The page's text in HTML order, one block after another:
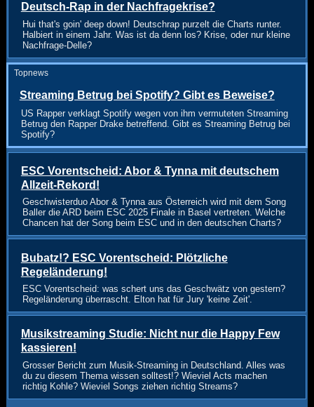
Deutsch-Rap in der Nachfragekrise?
Hui that's goin' deep down! Deutschrap purzelt die Charts runter.
Halbiert in einem Jahr. Was ist da denn los? Krise, oder nur kleine
Nachfrage-Delle?
Topnews
Streaming Betrug bei Spotify? Gibt es Beweise?
US Rapper verklagt Spotify wegen von ihm vermuteten Streaming
Betrug den Rapper Drake betreffend. Gibt es Streaming Betrug bei
Spotify?
ESC Vorentscheid: Abor & Tynna mit deutschem
Allzeit-Rekord!
Geschwisterduo Abor & Tynna aus Österreich wird mit dem Song
Baller die ARD beim ESC 2025 Finale in Basel vertreten. Welche
Chancen hat der Song beim ESC und in den deutschen Charts?
Bubatz!? ESC Vorentscheid: Plötzliche
Regeländerung!
ESC Vorentscheid: was schert uns das Geschwätz von gestern?
Regeländerung überrascht. Elton hat für Jury 'keine Zeit'.
Musikstreaming Studie: Nicht nur die Happy Few
kassieren!
Grosser Bericht zum Musik-Streaming in Deutschland. Alles was
du zu diesem Thema wissen solltest!? Wieviel Acts machen
richtig Kohle? Wieviel Songs ziehen richtig Streams?